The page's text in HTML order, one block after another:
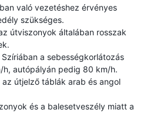
való vezetéshez érvényes
szükséges.
útviszonyok általában rosszak
Szíriában a sebességkorlátozás
autópályán pedig 80 km/h.
az útjelző táblák arab és angol
és a balesetveszély miatt a